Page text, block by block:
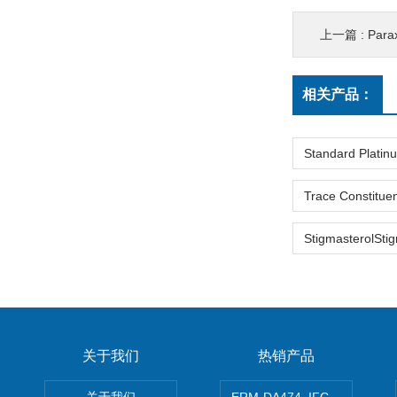
上一篇 :
相关产品：
关于我们 热销产品